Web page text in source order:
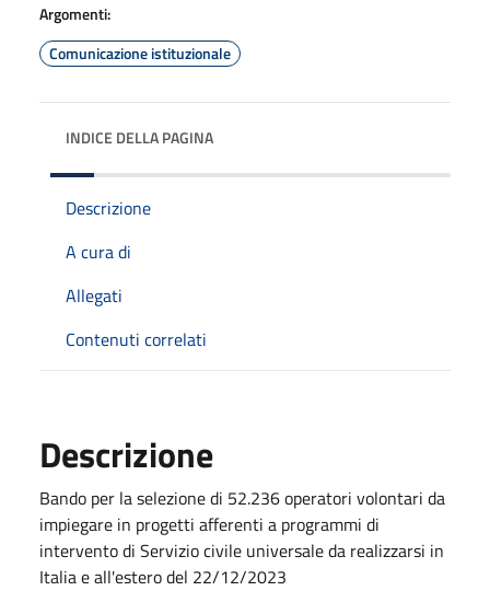
Argomenti:
Comunicazione istituzionale
INDICE DELLA PAGINA
Descrizione
A cura di
Allegati
Contenuti correlati
Descrizione
Bando per la selezione di 52.236 operatori volontari da
impiegare in progetti afferenti a programmi di
intervento di Servizio civile universale da realizzarsi in
Italia e all'estero del 22/12/2023